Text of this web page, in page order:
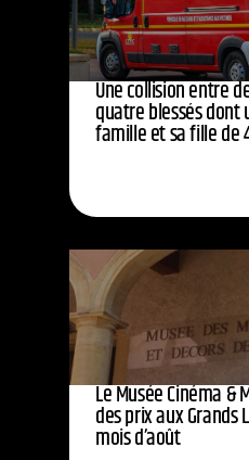
Une collision entre
quatre blessés dont
famille et sa fille de
Le Musée Cinéma
des prix aux Grands
mois d’août